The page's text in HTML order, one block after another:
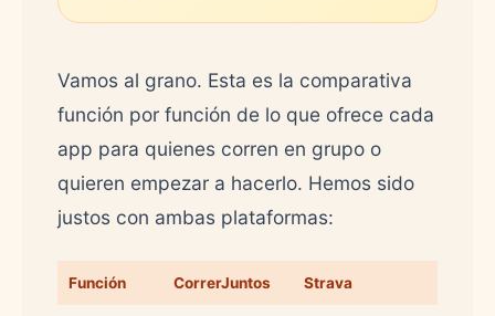
Vamos al grano. Esta es la comparativa
función por función de lo que ofrece cada
app para quienes corren en grupo o
quieren empezar a hacerlo. Hemos sido
justos con ambas plataformas:
Función CorrerJuntos Strava